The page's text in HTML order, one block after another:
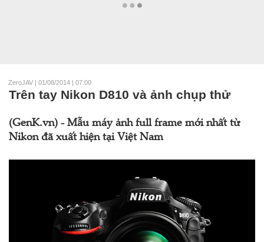
ZeroJAV | 01/08/2014 | 07:00
Trên tay Nikon D810 và ảnh chụp thử
(GenK.vn) - Mẫu máy ảnh full frame mới nhất từ
Nikon đã xuất hiện tại Việt Nam